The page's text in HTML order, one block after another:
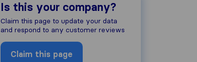
Is this your company?
Claim this page to update your data
and respond to any customer reviews
Claim this page